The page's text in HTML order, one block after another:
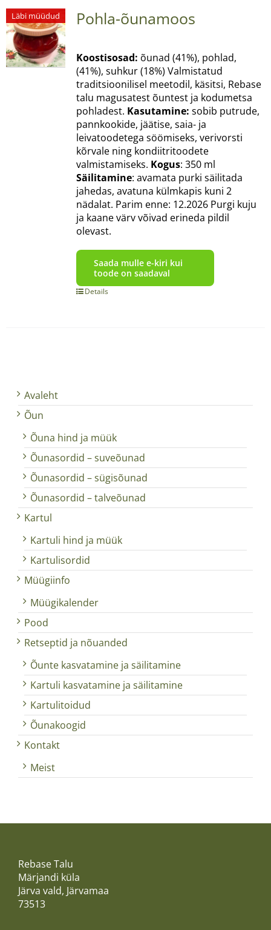
Läbi müüdud Pohla-õunamoos
Koostisosad: õunad (41%), pohlad,
(41%), suhkur (18%) Valmistatud
traditsioonilisel meetodil, käsitsi, Rebase
talu magusatest õuntest ja kodumetsa
pohladest. Kasutamine: sobib putrude,
pannkookide, jäätise, saia- ja
leivatoodetega söömiseks, verivorsti
kõrvale ning kondiitritoodete
valmistamiseks. Kogus: 350 ml
Säilitamine: avamata purki säilitada
jahedas, avatuna külmkapis kuni 2
nädalat. Parim enne: 12.2026 Purgi kuju
ja kaane värv võivad erineda pildil
olevast.
Saada mulle e-kiri kui
toode on saadaval
Details
Avaleht
Õun
Õuna hind ja müük
Õunasordid – suveõunad
Õunasordid – sügisõunad
Õunasordid – talveõunad
Kartul
Kartuli hind ja müük
Kartulisordid
Müügiinfo
Müügikalender
Pood
Retseptid ja nõuanded
Õunte kasvatamine ja säilitamine
Kartuli kasvatamine ja säilitamine
Kartulitoidud
Õunakoogid
Kontakt
Meist
Rebase Talu
Märjandi küla
Järva vald, Järvamaa
73513